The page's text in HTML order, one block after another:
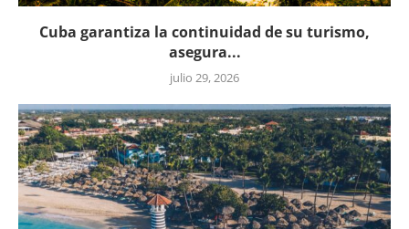
Cuba garantiza la continuidad de su turismo,
asegura...
julio 29, 2026